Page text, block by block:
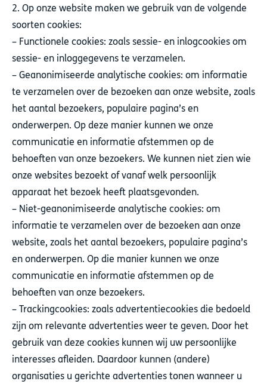
2. Op onze website maken we gebruik van de volgende
soorten cookies:
– Functionele cookies: zoals sessie- en inlogcookies om
sessie- en inloggegevens te verzamelen.
– Geanonimiseerde analytische cookies: om informatie
te verzamelen over de bezoeken aan onze website, zoals
het aantal bezoekers, populaire pagina’s en
onderwerpen. Op deze manier kunnen we onze
communicatie en informatie afstemmen op de
behoeften van onze bezoekers. We kunnen niet zien wie
onze websites bezoekt of vanaf welk persoonlijk
apparaat het bezoek heeft plaatsgevonden.
– Niet-geanonimiseerde analytische cookies: om
informatie te verzamelen over de bezoeken aan onze
website, zoals het aantal bezoekers, populaire pagina’s
en onderwerpen. Op die manier kunnen we onze
communicatie en informatie afstemmen op de
behoeften van onze bezoekers.
– Trackingcookies: zoals advertentiecookies die bedoeld
zijn om relevante advertenties weer te geven. Door het
gebruik van deze cookies kunnen wij uw persoonlijke
interesses afleiden. Daardoor kunnen (andere)
organisaties u gerichte advertenties tonen wanneer u